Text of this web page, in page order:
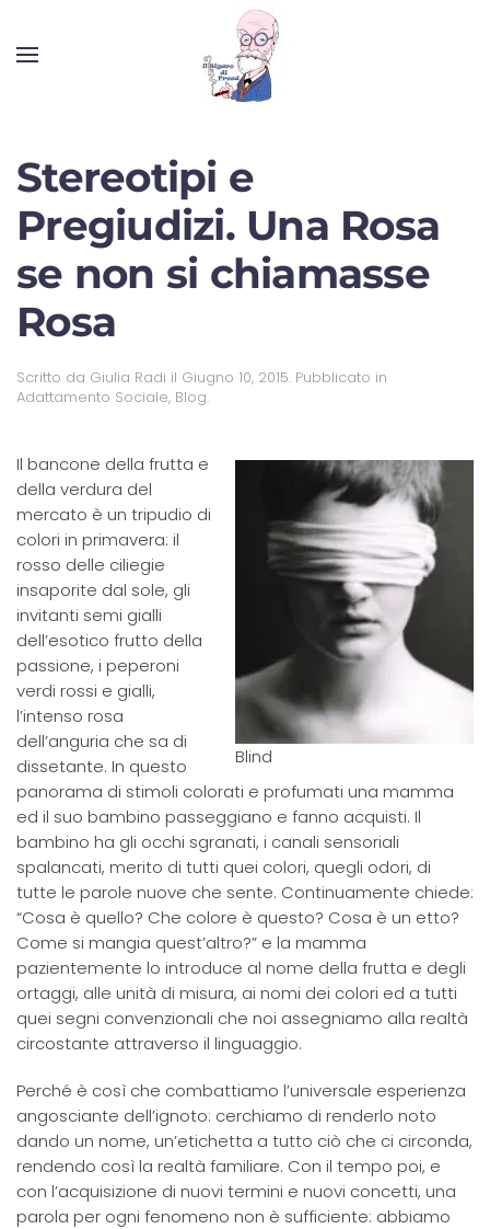
Stereotipi e
Pregiudizi. Una Rosa
se non si chiamasse
Rosa
Scritto da Giulia Radi il Giugno 10, 2015. Pubblicato in
Adattamento Sociale, Blog.
Blind
Il bancone della frutta e
della verdura del
mercato è un tripudio di
colori in primavera: il
rosso delle ciliegie
insaporite dal sole, gli
invitanti semi gialli
dell’esotico frutto della
passione, i peperoni
verdi rossi e gialli,
l’intenso rosa
dell’anguria che sa di
dissetante. In questo
panorama di stimoli colorati e profumati una mamma
ed il suo bambino passeggiano e fanno acquisti. Il
bambino ha gli occhi sgranati, i canali sensoriali
spalancati, merito di tutti quei colori, quegli odori, di
tutte le parole nuove che sente. Continuamente chiede:
“Cosa è quello? Che colore è questo? Cosa è un etto?
Come si mangia quest’altro?” e la mamma
pazientemente lo introduce al nome della frutta e degli
ortaggi, alle unità di misura, ai nomi dei colori ed a tutti
quei segni convenzionali che noi assegniamo alla realtà
circostante attraverso il linguaggio.
Perché è così che combattiamo l’universale esperienza
angosciante dell’ignoto: cerchiamo di renderlo noto
dando un nome, un’etichetta a tutto ciò che ci circonda,
rendendo così la realtà familiare. Con il tempo poi, e
con l’acquisizione di nuovi termini e nuovi concetti, una
parola per ogni fenomeno non è sufficiente: abbiamo